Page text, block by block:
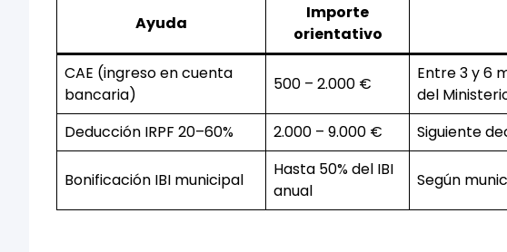
Ayuda
Importe
orientativo
CAE (ingreso en cuenta
bancaria)
500 – 2.000 €
Entre 3 y 6
del
Deducción IRPF 20–60%
2.000 – 9.000 € Siguiente
Bonificación IBI municipal
Hasta 50% del IBI
anual
Según